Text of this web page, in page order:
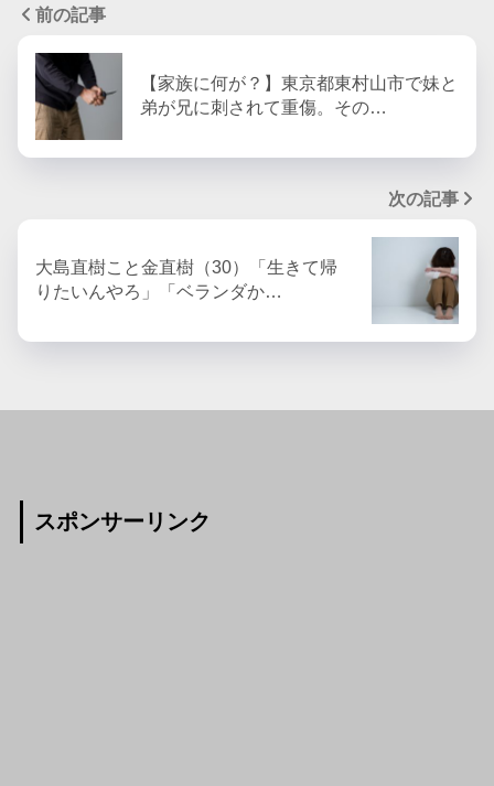
前の記事
【家族に何が？】東京都東村山市で妹と
弟が兄に刺されて重傷。その…
次の記事
大島直樹こと金直樹（30）「生きて帰
りたいんやろ」「ベランダか…
スポンサーリンク